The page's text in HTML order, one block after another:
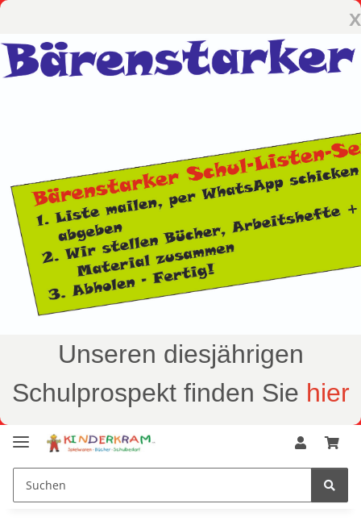
x
Unseren diesjährigen
Schulprospekt finden Sie hier